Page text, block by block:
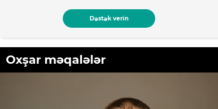
Dəstək verin
Oxşar məqalələr